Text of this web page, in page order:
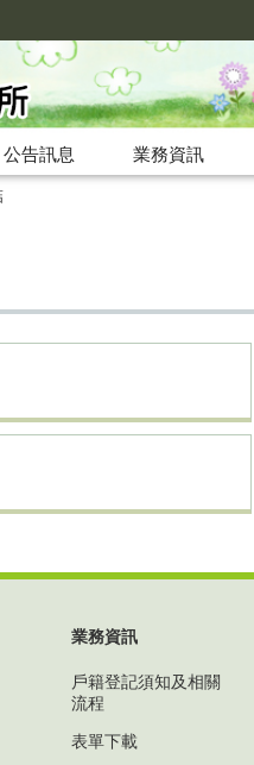
公告訊息 業務資訊
業務資訊
戶籍登記須知及相關
流程
表單下載